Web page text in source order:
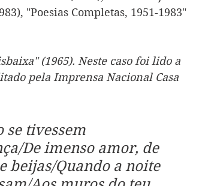
"Poesias Completas, 1951-1983"
(1965). Neste caso foi lido a
pela Imprensa Nacional Casa
se tivessem
De imenso amor, de
beijas/Quando a noite